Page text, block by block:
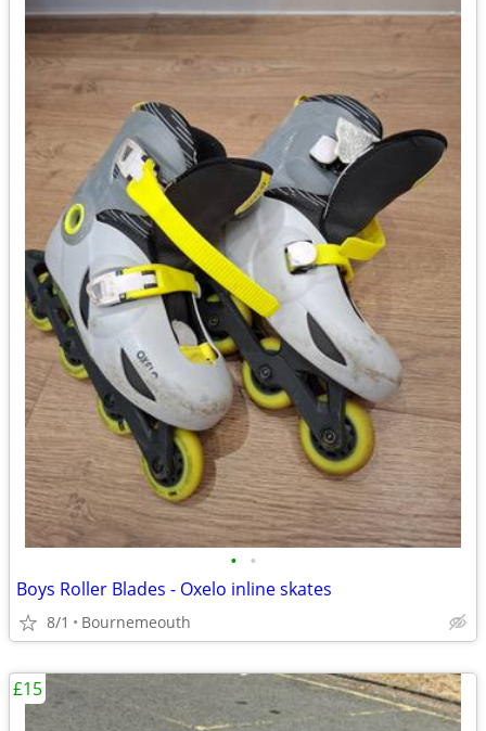
• •
Boys Roller Blades - Oxelo inline skates
8/1 Bournemeouth
£15